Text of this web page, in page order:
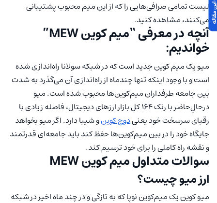
لیست تمامی صرافی‌هایی را که از این میم محبوب پشتیبانی
می‌کنند، مشاهده کنید.
آنچه در معرفی “میم کوین MEW”
خواندیم:
میو یک میم کوین جدید است که در شبکه سولانا راه‌اندازی شده
است و با وجود اینکه تنها چندماه از راه‌اندازی آن می‌گذرد به شدت
بین جامعه طرفداران میم‌کوین‌ها محبوب شده است. میو
درحالِ‌حاضر با رنک ۱۶۴ کل بازار ارزهای دیجیتال، فاصله زیادی با
رقبای سرسخت خود یعنیدوج کوینو شیبا دارد. اگر میو بخواهد
جایگاه خود را در بین میم‌کوین‌ها حفظ کند باید جامعه‌ای قدرتمند
و نقشه راه کاملی را برای خود ترسیم کند.
سوالات متداول میم کوین MEW
ارز میو چیست؟
میو کوین یک میم‌کوین نوپا که به تازگی و در چند ماه اخیر در شبکه